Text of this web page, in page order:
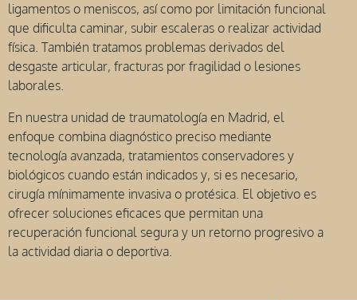
ligamentos o meniscos, así como por limitación funcional
que dificulta caminar, subir escaleras o realizar actividad
física. También tratamos problemas derivados del
desgaste articular, fracturas por fragilidad o lesiones
laborales.
En nuestra unidad de traumatología en Madrid, el
enfoque combina diagnóstico preciso mediante
tecnología avanzada, tratamientos conservadores y
biológicos cuando están indicados y, si es necesario,
cirugía mínimamente invasiva o protésica. El objetivo es
ofrecer soluciones eficaces que permitan una
recuperación funcional segura y un retorno progresivo a
la actividad diaria o deportiva.